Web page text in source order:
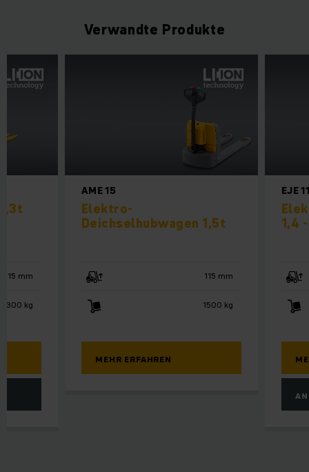
Verwandte Produkte
AME 15
Elektro-
Deichselhubwagen 1,5t
115 mm
1500 kg
MEHR ERFAHREN
EJE
1,4
115 mm
3300 kg